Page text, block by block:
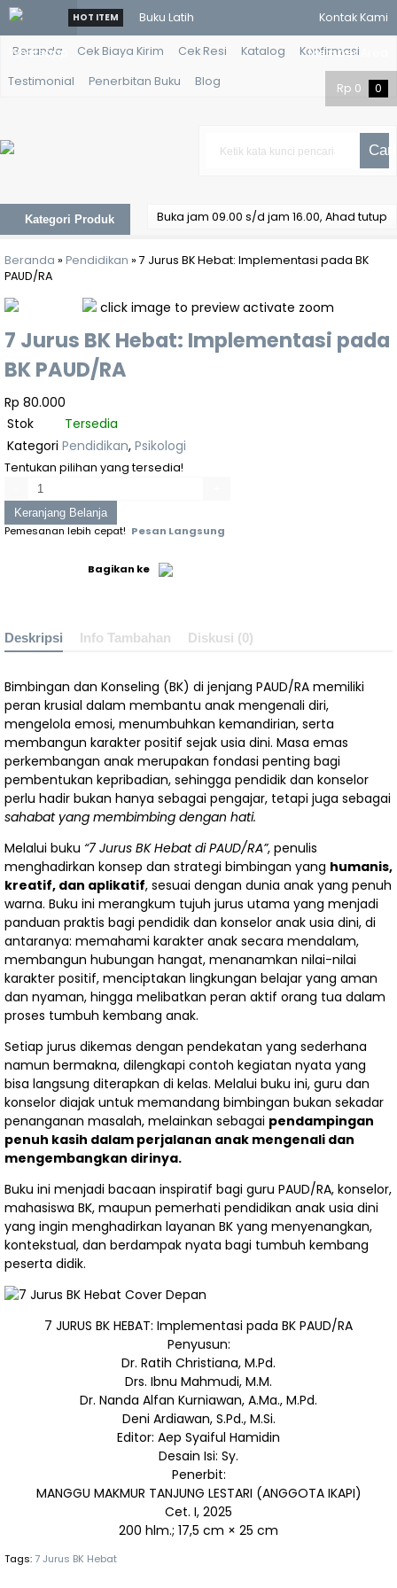
Whatsapp
HOT ITEM Buku Latih
Algoritma
dan
Kebijakan
Sektor Publik:
Analisis,
Tri Jati Diri
Building
Aparatur Sipil
Negara &
Democrat
dan Tradisi
Lokal
Dasar-Dasar
Penerjemahan
Umum
Kontak Kami
Member Area
Rp 0 0
Beranda Cek Biaya Kirim Cek Resi Katalog
Konfirmasi
Testimonial
Penerbitan Buku Blog
Cari
Kategori Produk Buka jam 09.00 s/d jam 16.00, Ahad tutup
Beranda » Pendidikan » 7 Jurus BK Hebat: Implementasi pada BK
PAUD/RA
click image to preview activate zoom
7 Jurus BK Hebat: Implementasi pada
BK PAUD/RA
Rp 80.000
Stok
Tersedia
Kategori Pendidikan, Psikologi
Tentukan pilihan yang tersedia!
Keranjang Belanja
Pemesanan lebih cepat! Pesan Langsung
Bagikan ke
Deskripsi Info Tambahan Diskusi (0)
Bimbingan dan Konseling (BK) di jenjang PAUD/RA memiliki
peran krusial dalam membantu anak mengenali diri,
mengelola emosi, menumbuhkan kemandirian, serta
membangun karakter positif sejak usia dini. Masa emas
perkembangan anak merupakan fondasi penting bagi
pembentukan kepribadian, sehingga pendidik dan konselor
perlu hadir bukan hanya sebagai pengajar, tetapi juga sebagai
sahabat yang membimbing dengan hati.
Melalui buku “7 Jurus BK Hebat di PAUD/RA”, penulis
menghadirkan konsep dan strategi bimbingan yang humanis,
kreatif, dan aplikatif, sesuai dengan dunia anak yang penuh
warna. Buku ini merangkum tujuh jurus utama yang menjadi
panduan praktis bagi pendidik dan konselor anak usia dini, di
antaranya: memahami karakter anak secara mendalam,
membangun hubungan hangat, menanamkan nilai-nilai
karakter positif, menciptakan lingkungan belajar yang aman
dan nyaman, hingga melibatkan peran aktif orang tua dalam
proses tumbuh kembang anak.
Setiap jurus dikemas dengan pendekatan yang sederhana
namun bermakna, dilengkapi contoh kegiatan nyata yang
bisa langsung diterapkan di kelas. Melalui buku ini, guru dan
konselor diajak untuk memandang bimbingan bukan sekadar
penanganan masalah, melainkan sebagai pendampingan
penuh kasih dalam perjalanan anak mengenali dan
mengembangkan dirinya.
Buku ini menjadi bacaan inspiratif bagi guru PAUD/RA, konselor,
mahasiswa BK, maupun pemerhati pendidikan anak usia dini
yang ingin menghadirkan layanan BK yang menyenangkan,
kontekstual, dan berdampak nyata bagi tumbuh kembang
peserta didik.
7 JURUS BK HEBAT: Implementasi pada BK PAUD/RA
Penyusun:
Dr. Ratih Christiana, M.Pd.
Drs. Ibnu Mahmudi, M.M.
Dr. Nanda Alfan Kurniawan, A.Ma., M.Pd.
Deni Ardiawan, S.Pd., M.Si.
Editor: Aep Syaiful Hamidin
Desain Isi: Sy.
Penerbit:
MANGGU MAKMUR TANJUNG LESTARI (ANGGOTA IKAPI)
Cet. I, 2025
200 hlm.; 17,5 cm × 25 cm
Tags:7 Jurus BK Hebat